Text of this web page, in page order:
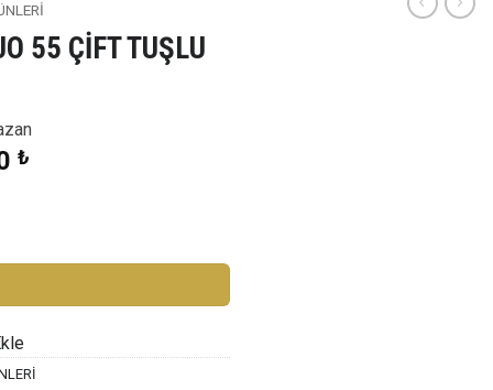
55 ÇİFT TUŞLU
₺Şu
adet